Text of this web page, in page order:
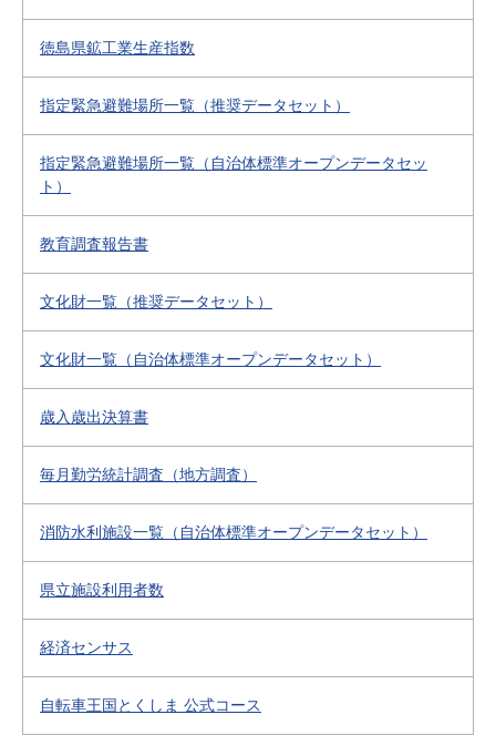
徳島県鉱工業生産指数
指定緊急避難場所一覧（推奨データセット）
指定緊急避難場所一覧（自治体標準オープンデータセッ
ト）
教育調査報告書
文化財一覧（推奨データセット）
文化財一覧（自治体標準オープンデータセット）
歳入歳出決算書
毎月勤労統計調査（地方調査）
消防水利施設一覧（自治体標準オープンデータセット）
県立施設利用者数
経済センサス
自転車王国とくしま 公式コース